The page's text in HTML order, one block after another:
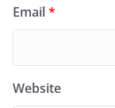
Email*
Website